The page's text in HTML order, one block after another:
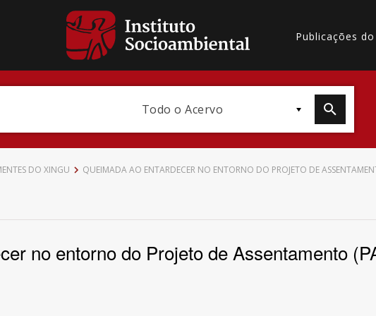
Publicações do
Todo o Acervo
DO XINGU QUEIMADA AO ENTARDECER NO ENTORNO DO PROJETO DE
no entorno do Projeto de Assentamento